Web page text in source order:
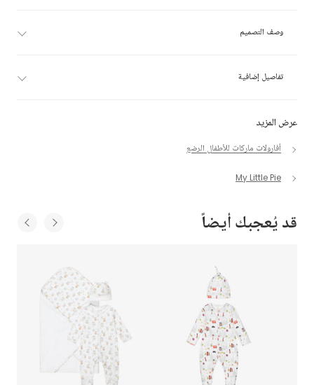
عرض المزيد
أفارولات ماركات للأطفال الرضع
My Little Pie
وصف التصميم
تفاصيل إضافية
قد يُعجبك أيضاً